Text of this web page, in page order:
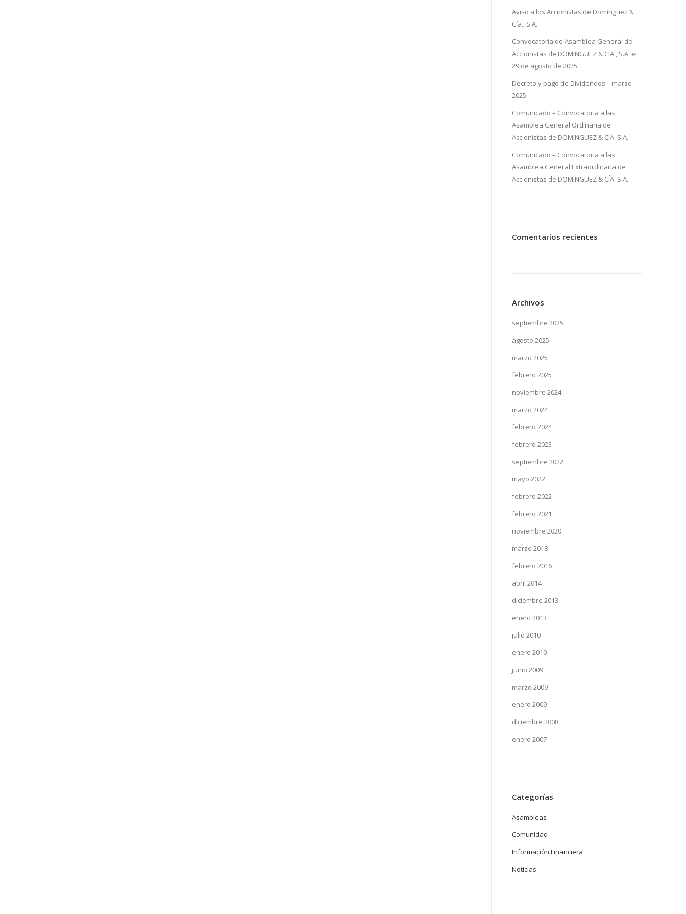
Aviso a los Accionistas de Domínguez &
Cía., S.A.
Convocatoria de Asamblea General de
Accionistas de DOMINGUEZ & CIA., S.A. el
29 de agosto de 2025.
Decreto y pago de Dividendos – marzo
2025
Comunicado – Convocatoria a las
Asamblea General Ordinaria de
Accionistas de DOMINGUEZ & CÍA. S.A.
Comunicado – Convocatoria a las
Asamblea General Extraordinaria de
Accionistas de DOMINGUEZ & CÍA. S.A.
Comentarios recientes
Archivos
septiembre 2025
agosto 2025
marzo 2025
febrero 2025
noviembre 2024
marzo 2024
febrero 2024
febrero 2023
septiembre 2022
mayo 2022
febrero 2022
febrero 2021
noviembre 2020
marzo 2018
febrero 2016
abril 2014
diciembre 2013
enero 2013
julio 2010
enero 2010
junio 2009
marzo 2009
enero 2009
diciembre 2008
enero 2007
Categorías
Asambleas
Comunidad
Información Financiera
Noticias